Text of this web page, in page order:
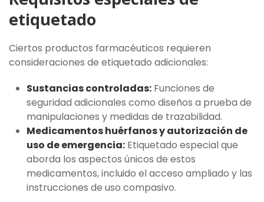
etiquetado
Ciertos productos farmacéuticos requieren
consideraciones de etiquetado adicionales:
Sustancias controladas: Funciones de
seguridad adicionales como diseños a prueba de
manipulaciones y medidas de trazabilidad.
Medicamentos huérfanos y autorización de
uso de emergencia: Etiquetado especial que
aborda los aspectos únicos de estos
medicamentos, incluido el acceso ampliado y las
instrucciones de uso compasivo.